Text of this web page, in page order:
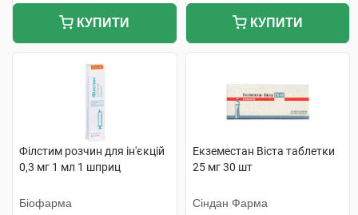
КУПИТИ КУПИТИ
Філстим розчин для ін'єкцій
0,3 мг 1 мл 1 шприц
Біофарма
Екземестан Віста таблетки
25 мг 30 шт
Сіндан Фарма